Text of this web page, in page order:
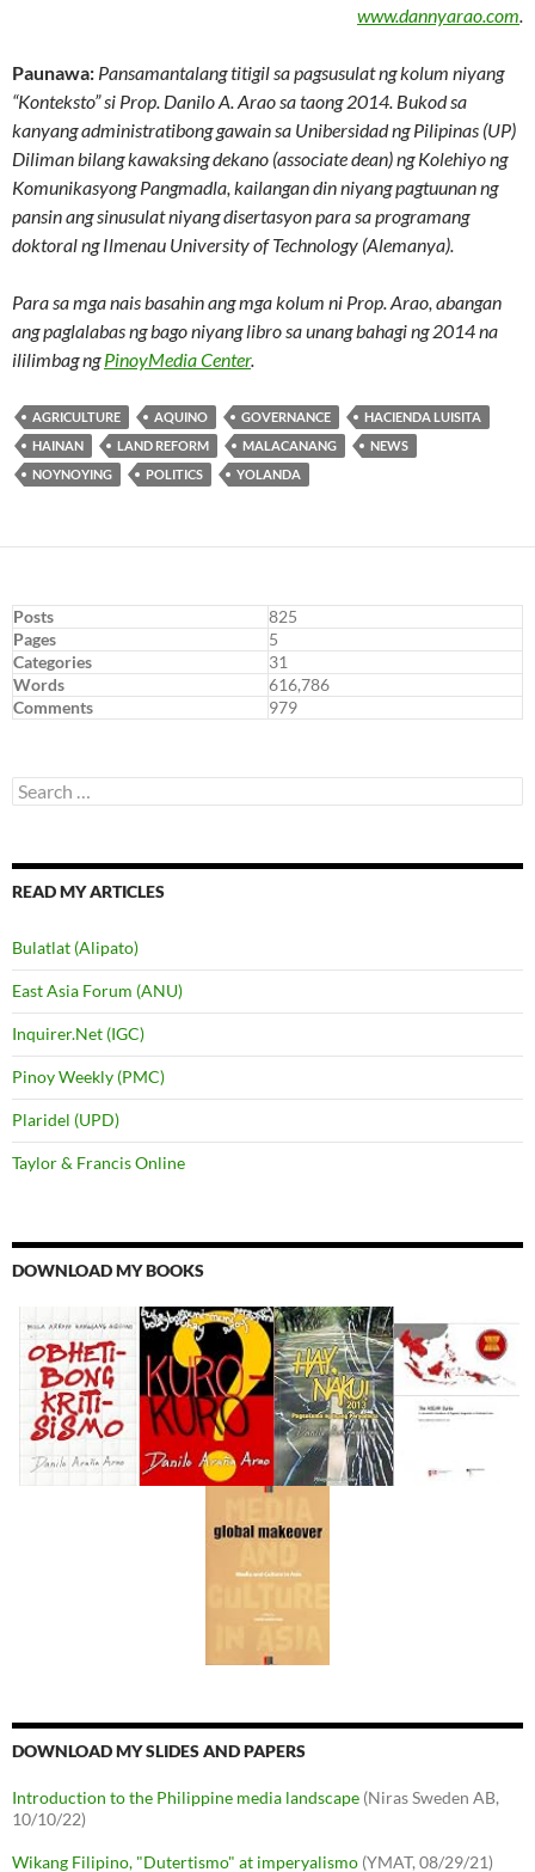
www.dannyarao.com.
Paunawa: Pansamantalang titigil sa pagsusulat ng kolum niyang
“Konteksto” si Prop. Danilo A. Arao sa taong 2014. Bukod sa
kanyang administratibong gawain sa Unibersidad ng Pilipinas (UP)
Diliman bilang kawaksing dekano (associate dean) ng Kolehiyo ng
Komunikasyong Pangmadla, kailangan din niyang pagtuunan ng
pansin ang sinusulat niyang disertasyon para sa programang
doktoral ng Ilmenau University of Technology (Alemanya).
Para sa mga nais basahin ang mga kolum ni Prop. Arao, abangan
ang paglalabas ng bago niyang libro sa unang bahagi ng 2014 na
ililimbag ngPinoyMedia Center.
AGRICULTURE AQUINO GOVERNANCE
HACIENDA LUISITA
HAINAN
LAND REFORM MALACANANG
NEWS
NOYNOYING
POLITICS YOLANDA
Posts
825
Pages
5
Categories
31
Words
616,786
Comments
979
Search
for:
READ MY ARTICLES
Bulatlat (Alipato)
East Asia Forum (ANU)
Inquirer.Net (IGC)
Pinoy Weekly (PMC)
Plaridel (UPD)
Taylor & Francis Online
DOWNLOAD MY BOOKS
DOWNLOAD MY SLIDES AND PAPERS
Introduction to the Philippine media landscape (Niras Sweden AB,
10/10/22)
Wikang Filipino, "Dutertismo" at imperyalismo (YMAT, 08/29/21)